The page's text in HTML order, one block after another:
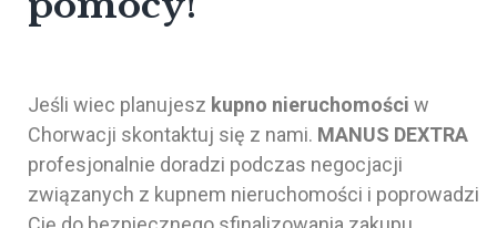
Jeśli wiec planujesz kupno nieruchomości w
Chorwacji skontaktuj się z nami. MANUS DEXTRA
profesjonalnie doradzi podczas negocjacji
związanych z kupnem nieruchomości i poprowadzi